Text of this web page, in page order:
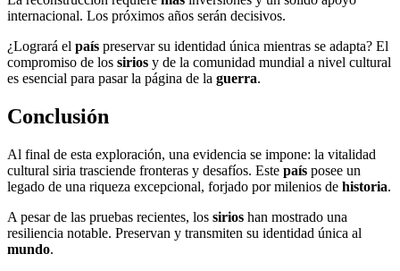
internacional. Los próximos años serán decisivos.
¿Logrará el país preservar su identidad única mientras se adapta? El
compromiso de los sirios y de la comunidad mundial a nivel cultural
es esencial para pasar la página de la guerra.
Conclusión
Al final de esta exploración, una evidencia se impone: la vitalidad
cultural siria trasciende fronteras y desafíos. Este país posee un
legado de una riqueza excepcional, forjado por milenios de historia.
A pesar de las pruebas recientes, los sirios han mostrado una
resiliencia notable. Preservan y transmiten su identidad única al
mundo.